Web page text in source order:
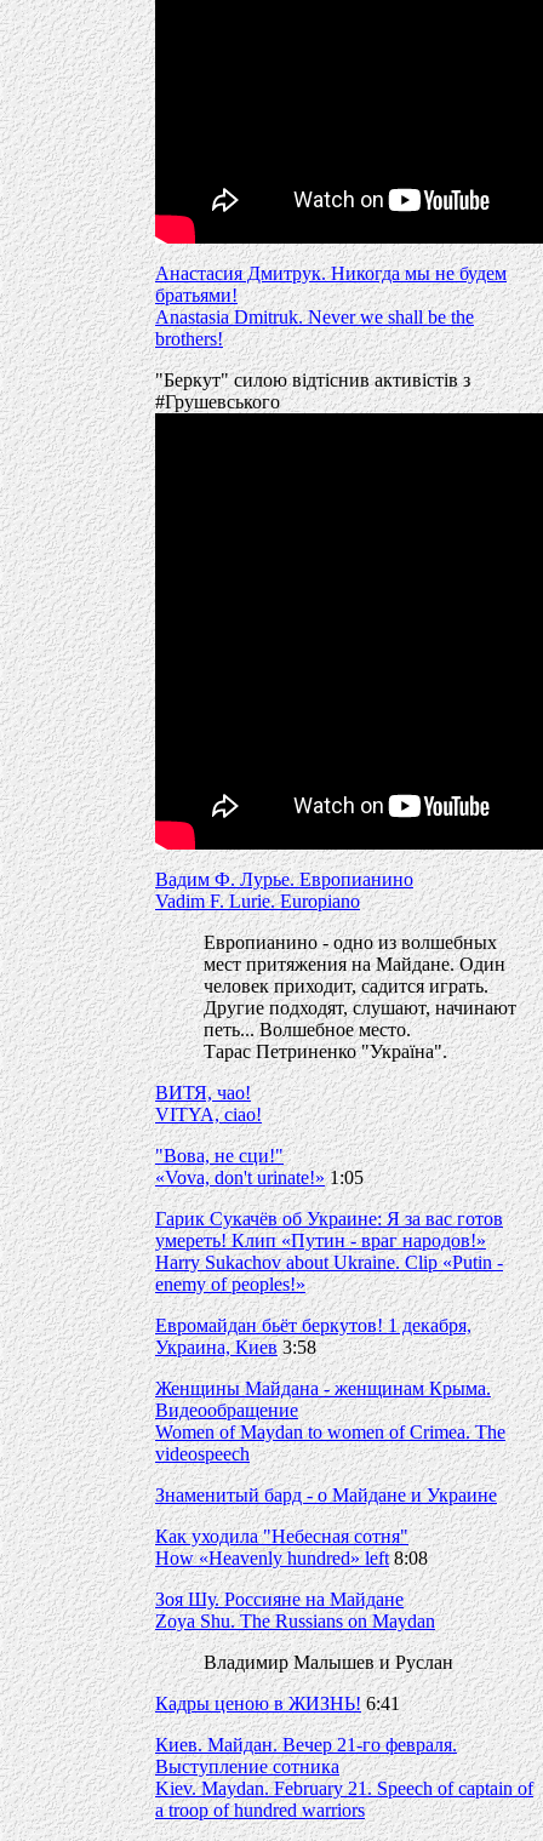
Анастасия Дмитрук. Никогда мы не будем
братьями!
Anastasia Dmitruk. Never we shall be the
brothers!
"Беркут" силою вiдтiснив активiстiв з
#Грушевського
Вадим Ф. Лурье. Европианино
Vadim F. Lurie. Europiano
Европианино - одно из волшебных
мест притяжения на Майдане. Один
человек приходит, садится играть.
Другие подходят, слушают, начинают
петь... Волшебное место.
Тарас Петриненко "Україна".
ВИТЯ, чао!
VITYA, ciao!
"Вова, не сци!"
«Vova, don't urinate!»1:05
Гарик Сукачёв об Украине: Я за вас готов
умереть! Клип «Путин - враг народов!»
Harry Sukachov about Ukraine. Clip «Putin -
enemy of peoples!»
Евромайдан бьёт беркутов! 1 декабря,
Украина, Киев3:58
Женщины Майдана - женщинам Крыма.
Видеообращение
Women of Maydan to women of Crimea. The
videospeech
Знаменитый бард - о Майдане и Украине
Как уходила "Небесная сотня"
How «Heavenly hundred» left8:08
Зоя Шу. Россияне на Майдане
Zoya Shu. The Russians on Maydan
Владимир Малышев и Руслан
Кадры ценою в ЖИЗНЬ!6:41
Киев. Майдан. Вечер 21-го февраля.
Выступление сотника
Kiev. Maydan. February 21. Speech of captain of
a troop of hundred warriors